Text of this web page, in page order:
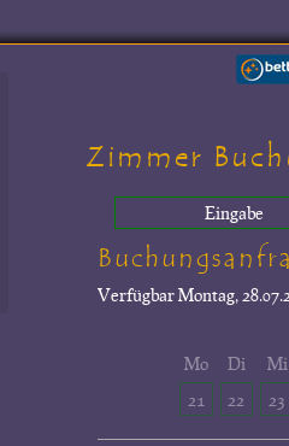
Zimmer
Eingabe
VerfügbarMontag,
Mo
21
Di
22
Mi
23